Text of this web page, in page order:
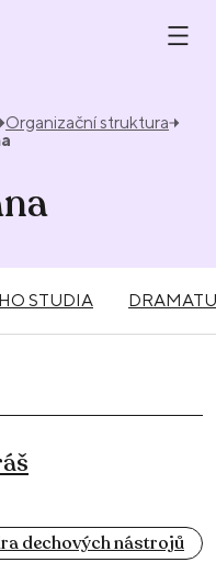
Organizační struktura
STUDIA
dechových nástrojů